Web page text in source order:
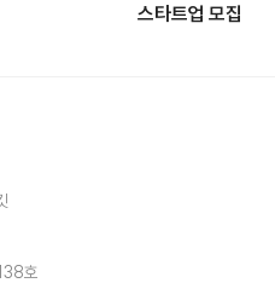
스타트업 모집
호